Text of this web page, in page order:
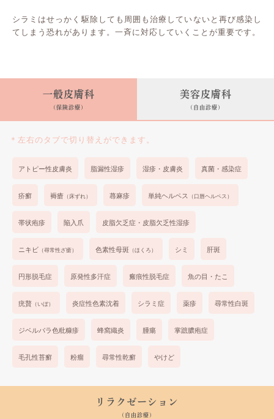
シラミはせっかく駆除しても周囲も治療していないと再び感染し
てしまう恐れがあります。一斉に対応していくことが重要です。
一般皮膚科
(保険診療)
美容皮膚科
(自由診療)
＊左右のタブで切り替えができます。
アトピー性皮膚炎 脂漏性湿疹 湿疹・皮膚炎 真菌・感染症
疥癬 褥瘡 （床ずれ） 蕁麻疹 単純ヘルペス （口唇ヘルペス）
帯状疱疹 陥入爪 皮脂欠乏症・皮脂欠乏性湿疹
ニキビ （尋常性ざ瘡） 色素性母斑 （ほくろ） シミ 肝斑
円形脱毛症 原発性多汗症 瘢痕性脱毛症 魚の目・たこ
疣贅 （いぼ） 炎症性色素沈着 シラミ症 薬疹 尋常性白斑
ジベルバラ色粃糠疹 蜂窩織炎 腫瘍 掌蹠膿疱症
毛孔性苔癬 粉瘤 尋常性乾癬 やけど
リラクゼーション
(自由診療)